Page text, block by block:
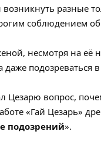
возникнуть разные
соблюдением
несмотря на её
даже подозреваться
Цезарю вопрос,
«Гай Цезарь»
подозрений».